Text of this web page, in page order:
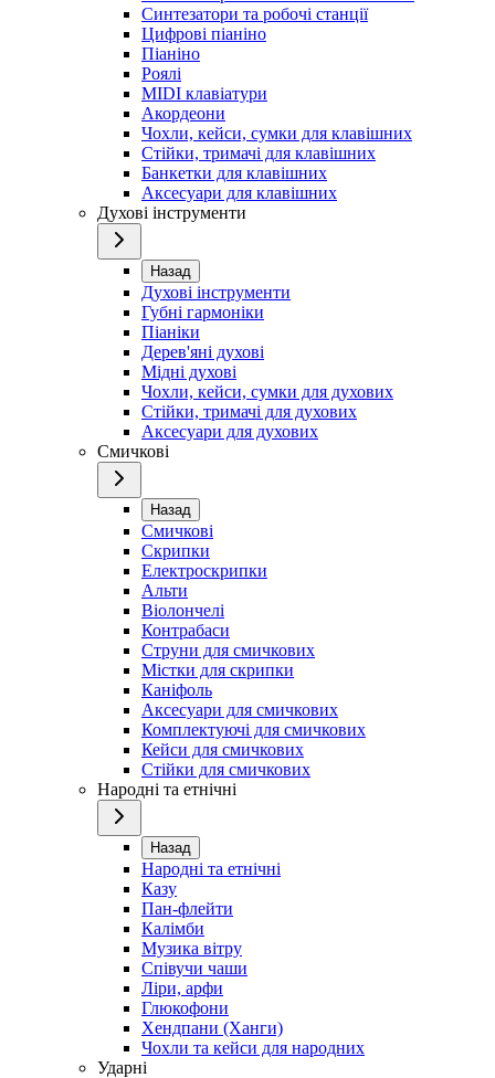
Синтезатори та робочі станції
Цифрові піаніно
Піаніно
Роялі
MIDI клавіатури
Акордеони
Чохли, кейси, сумки для клавішних
Стійки, тримачі для клавішних
Банкетки для клавішних
Аксесуари для клавішних
Духові інструменти
Назад
Духові інструменти
Губні гармоніки
Піаніки
Дерев'яні духові
Мідні духові
Чохли, кейси, сумки для духових
Стійки, тримачі для духових
Аксесуари для духових
Смичкові
Назад
Смичкові
Скрипки
Електроскрипки
Альти
Віолончелі
Контрабаси
Струни для смичкових
Містки для скрипки
Каніфоль
Аксесуари для смичкових
Комплектуючі для смичкових
Кейси для смичкових
Стійки для смичкових
Народні та етнічні
Назад
Народні та етнічні
Казу
Пан-флейти
Калімби
Музика вітру
Співучи чаши
Ліри, арфи
Глюкофони
Хендпани (Ханги)
Чохли та кейси для народних
Ударні